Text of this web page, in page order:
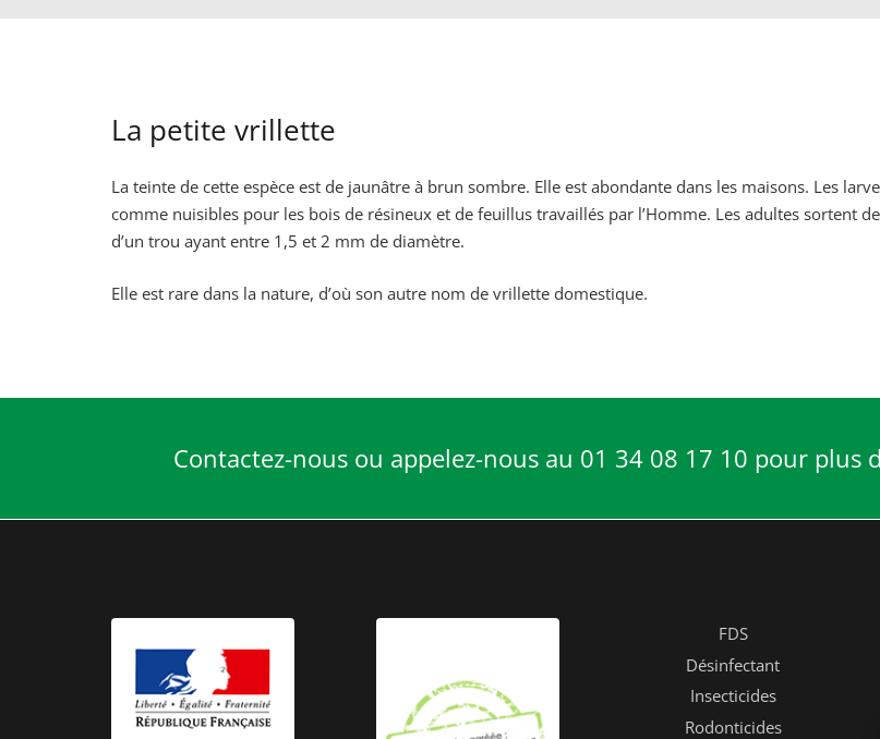
La petite vrillette
La teinte de cette espèce est de jaunâtre à brun sombre. Elle est abondante dans les maisons. Les
comme nuisibles pour les bois de résineux et de feuillus travaillés par l’Homme. Les adultes sortent
d’un trou ayant entre 1,5 et 2 mm de diamètre.
Elle est rare dans la nature, d’où son autre nom de vrillette domestique.
Contactez-nous ou appelez-nous au 01 34 08 17 10 pour plus
FDS
Désinfectant
Insecticides
Rodonticides